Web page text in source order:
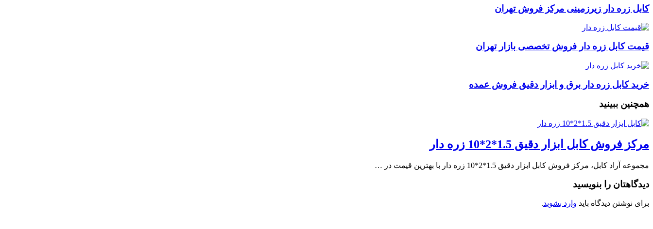
کابل زره دار زیرزمینی مرکز فروش تهران
قیمت کابل زره دار فروش تخصصی بازار تهران
خرید کابل زره دار برق و ابزار دقیق فروش عمده
همچنین ببینید
مرکز فروش کابل ابزار دقیق 1.5*2*10 زره دار
مجموعه آراد کابل، مرکز فروش کابل ابزار دقیق 1.5*2*10 زره دار با بهترین قیمت در …
دیدگاهتان را بنویسید
برای نوشتن دیدگاه باید وارد بشوید.